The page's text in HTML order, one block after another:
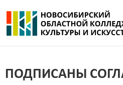
ПОДПИСАНЫ